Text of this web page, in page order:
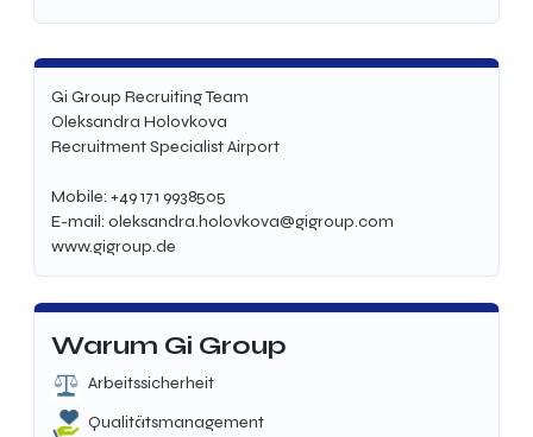
Gi Group Recruiting Team
Oleksandra Holovkova
Recruitment Specialist Airport
Mobile: +49 171 9938505
E-mail: oleksandra.holovkova@gigroup.com
www.gigroup.de
Warum Gi Group
Arbeitssicherheit
Qualitätsmanagement